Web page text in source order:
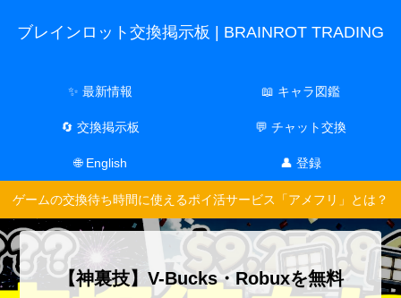
ブレインロット交換掲示板 | BRAINROT TRADING
✨ 最新情報 📖 キャラ図鑑
🔄 交換掲示板 💬 チャット交換
🌐 English 👤 登録
ゲームの交換待ち時間に使えるポイ活サービス「アメフリ」とは？
【神裏技】V-Bucks・Robuxを無料